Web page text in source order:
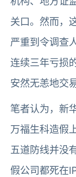
关口。然而，
严重到令调查
连续三年亏损
安然无恙地交
笔者认为，新
万福生科造假
五道防线并没
假公司都死在